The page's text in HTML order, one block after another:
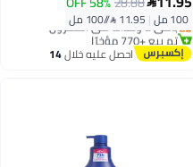
100 مل |
توصيل مجاني
باقي 2 وحدات في المخزون
تم بيع +770 مؤخرًا
#2 في كريم ليلي احصل عليه خلال14